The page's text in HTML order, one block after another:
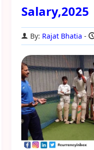
Salary,2025
By: Rajat Bhatia